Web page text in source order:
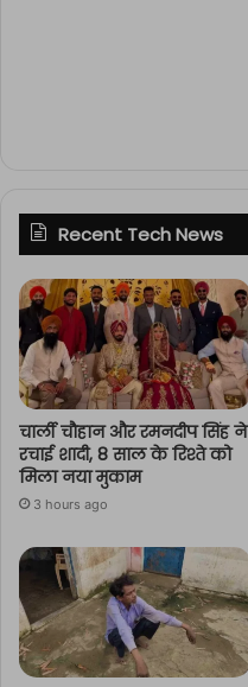
Recent Tech News
चार्ली चौहान और रमनदीप सिंह ने
रचाई शादी, 8 साल के रिश्ते को
मिला नया मुकाम
3 hours ago